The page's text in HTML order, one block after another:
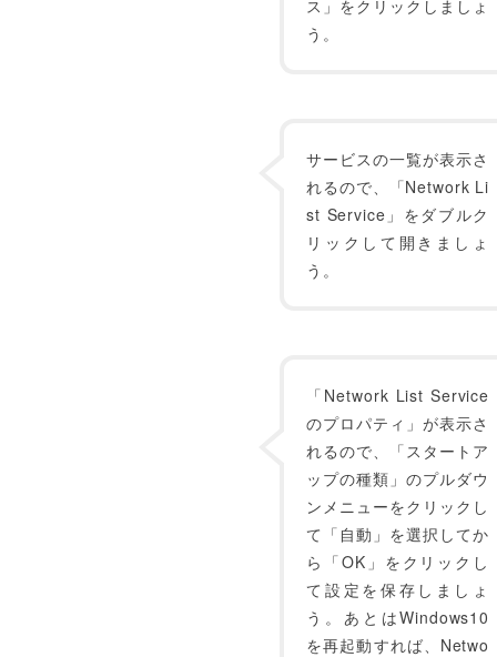
ス」をクリックしましょ
う。
サービスの一覧が表示さ
れるので、「Network Li
st Service」をダブルク
リックして開きましょ
う。
「Network List Service
のプロパティ」が表示さ
れるので、「スタートア
ップの種類」のプルダウ
ンメニューをクリックし
て「自動」を選択してか
ら「OK」をクリックし
て設定を保存しましょ
う。あとはWindows10
を再起動すれば、Netwo